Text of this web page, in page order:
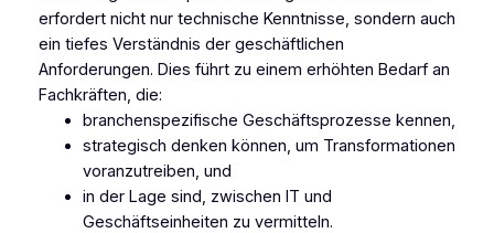
erfordert nicht nur technische Kenntnisse, sondern auch
ein tiefes Verständnis der geschäftlichen
Anforderungen. Dies führt zu einem erhöhten Bedarf an
Fachkräften, die:
branchenspezifische Geschäftsprozesse kennen,
strategisch denken können, um Transformationen
voranzutreiben, und
in der Lage sind, zwischen IT und
Geschäftseinheiten zu vermitteln.